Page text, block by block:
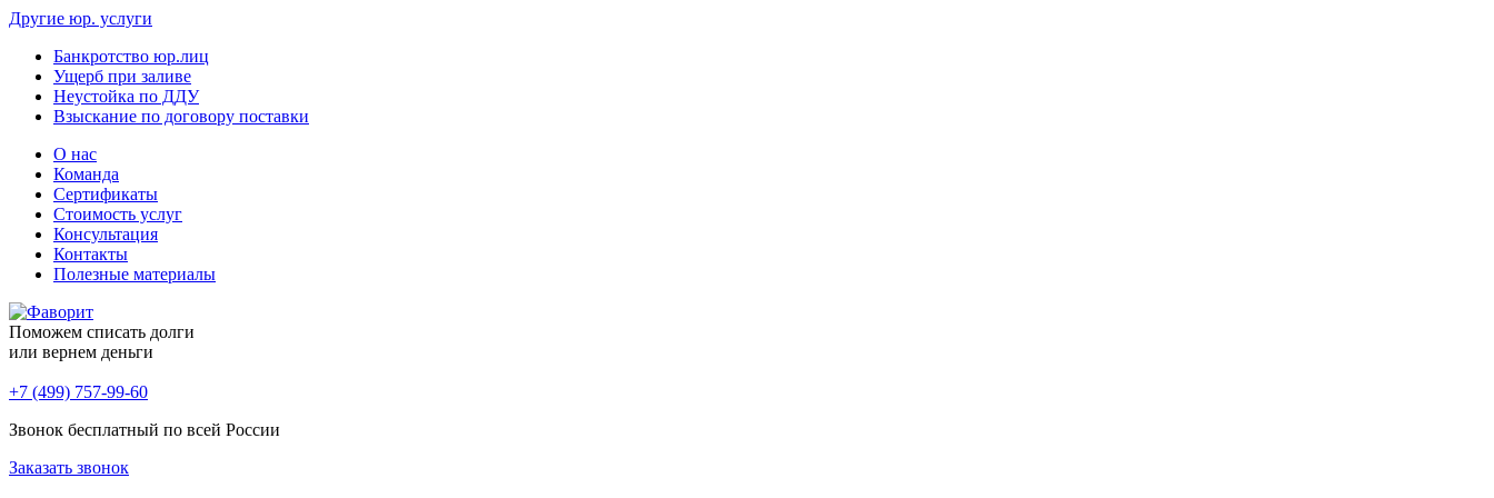
Другие юр. услуги
Банкротство юр.лиц
Ущерб при заливе
Неустойка по ДДУ
Взыскание по договору поставки
О нас
Команда
Сертификаты
Стоимость услуг
Консультация
Контакты
Полезные материалы
Поможем списать долги
или вернем деньги
+7 (499) 757-99-60
Звонок бесплатный по всей России
Заказать звонок